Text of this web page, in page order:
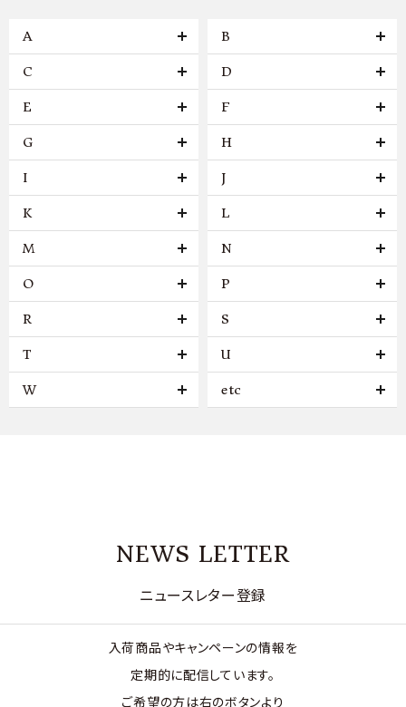
A B
C D
E F
G H
I J
K L
M N
O P
R S
T U
W etc
NEWS LETTER
ニュースレター登録
入荷商品やキャンペーンの情報を
定期的に配信しています。
ご希望の方は右のボタンより